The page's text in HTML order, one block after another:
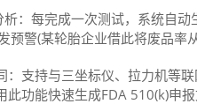
：每完成一次测试，系统自动
预警(某轮胎企业借此将废品率
支持与三坐标仪、拉力机等联
此功能快速生成FDA 510(k)申